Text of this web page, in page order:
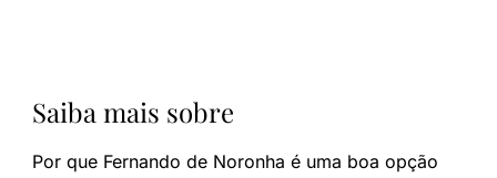
Saiba mais sobre
Por que Fernando de Noronha é uma boa opção